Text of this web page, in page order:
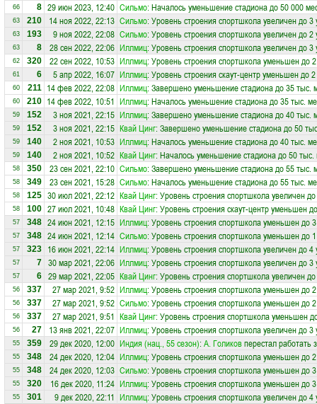
66 8 29 июн 2023, 12:40 Сильмо: Началось уменьшение стадиона до 50 000
63 210 14 ноя 2022, 22:13 Сильмо: Уровень строения спортшкола увеличен до 3
63 193 9 ноя 2022, 22:08 Сильмо: Уровень строения спортшкола увеличен до 2
63 8 28 сен 2022, 22:06 Иллмиц: Уровень строения спортшкола увеличен до 3
62 320 22 сен 2022, 10:53 Иллмиц: Уровень строения спортшкола уменьшен до
61 6 5 апр 2022, 16:07 Иллмиц: Уровень строения скаут-центр уменьшен до
60 211 14 фев 2022, 22:08 Иллмиц: Завершено уменьшение стадиона до 35 тыс.
60 210 14 фев 2022, 10:51 Иллмиц: Началось уменьшение стадиона до 35 тыс.
59 152 3 ноя 2021, 22:15 Иллмиц: Завершено уменьшение стадиона до 40 тыс.
59 152 3 ноя 2021, 22:15 Квай Цинг: Завершено уменьшение стадиона до 50
59 140 2 ноя 2021, 10:53 Иллмиц: Началось уменьшение стадиона до 40 тыс.
59 140 2 ноя 2021, 10:52 Квай Цинг: Началось уменьшение стадиона до 50 тыс.
58 350 23 сен 2021, 22:10 Сильмо: Завершено уменьшение стадиона до 55 тыс.
58 349 23 сен 2021, 15:28 Сильмо: Началось уменьшение стадиона до 55 тыс.
58 125 30 июл 2021, 22:12 Квай Цинг: Уровень строения спортшкола увеличен
58 100 27 июл 2021, 10:48 Квай Цинг: Уровень строения скаут-центр уменьшен
57 348 24 июн 2021, 12:15 Иллмиц: Уровень строения спортшкола уменьшен до
57 348 24 июн 2021, 12:14 Сильмо: Уровень строения спортшкола уменьшен до
57 323 16 июн 2021, 22:14 Иллмиц: Уровень строения спортшкола увеличен до 4
57 7 30 мар 2021, 22:06 Иллмиц: Уровень строения спортшкола увеличен до 3
57 6 29 мар 2021, 22:05 Квай Цинг: Уровень строения спортшкола увеличен
56 337 27 мар 2021, 9:52 Иллмиц: Уровень строения спортшкола уменьшен до
56 337 27 мар 2021, 9:52 Сильмо: Уровень строения спортшкола уменьшен до
56 337 27 мар 2021, 9:51 Квай Цинг: Уровень строения спортшкола уменьшен
56 27 13 янв 2021, 22:07 Иллмиц: Уровень строения спортшкола увеличен до 3
55 359 29 дек 2020, 12:00 Индия (нац., 55 сезон): А. Голиковперестал работать
55 348 24 дек 2020, 12:04 Иллмиц: Уровень строения спортшкола уменьшен до
55 348 24 дек 2020, 12:03 Сильмо: Уровень строения спортшкола уменьшен до
55 320 16 дек 2020, 11:24 Иллмиц: Уровень строения спортшкола уменьшен до
55 301 9 дек 2020, 22:11 Иллмиц: Уровень строения спортшкола увеличен до 4